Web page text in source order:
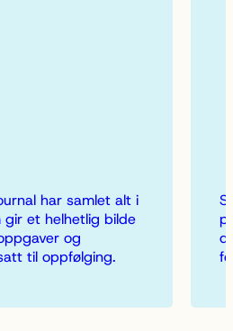
har samlet alt i
et helhetlig bilde
og
til oppfølging.